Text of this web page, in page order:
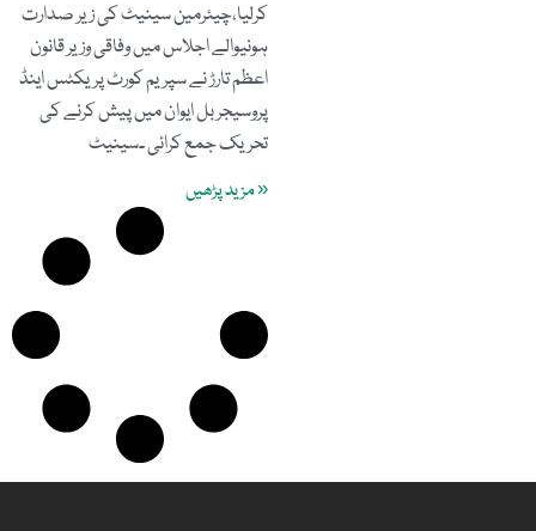
کرلیا،چیئرمین سینیٹ کی زیر صدارت
ہونیوالے اجلاس میں وفاقی وزیر قانون
اعظم تارڑ نے سپریم کورٹ پریکٹس اینڈ
پروسیجر بل ایوان میں پیش کرنے کی
تحریک جمع کرائی ۔سینیٹ
« مزید پڑھیں